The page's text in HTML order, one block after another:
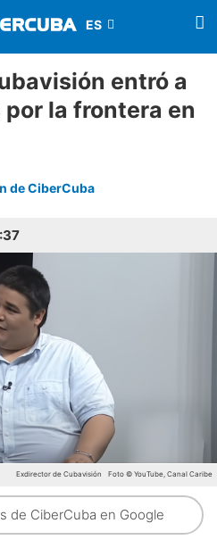
entró a
la frontera en
de CiberCuba
Exdirector de Cubavisión Foto © YouTube, Canal Caribe
de CiberCuba en Google